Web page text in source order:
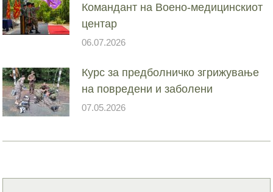
Командант на Воено-медицинскиот
центар
06.07.2026
Курс за предболничко згрижување
на повредени и заболени
07.05.2026